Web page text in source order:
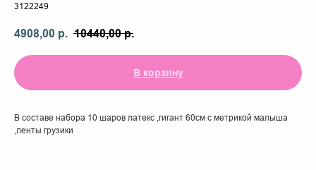
3122249
4908,00 р. 10440,00 р.
В корзину
В составе набора 10 шаров латекс ,гигант 60см с метрикой малыша
,ленты грузики